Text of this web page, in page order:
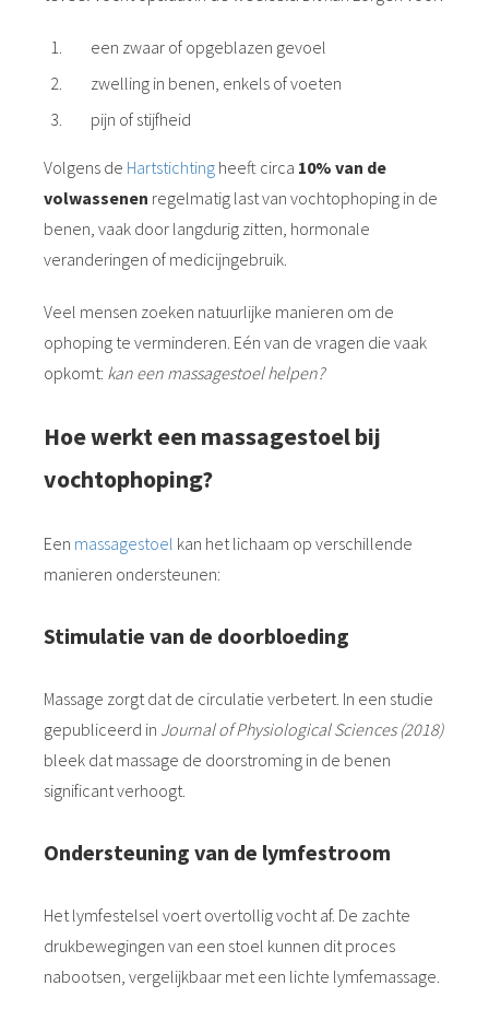
een zwaar of opgeblazen gevoel
zwelling in benen, enkels of voeten
pijn of stijfheid
Volgens de Hartstichting heeft circa 10% van de
volwassenen regelmatig last van vochtophoping in de
benen, vaak door langdurig zitten, hormonale
veranderingen of medicijngebruik.
Veel mensen zoeken natuurlijke manieren om de
ophoping te verminderen. Eén van de vragen die vaak
opkomt: kan een massagestoel helpen?
Hoe werkt een massagestoel bij
vochtophoping?
Een massagestoel kan het lichaam op verschillende
manieren ondersteunen:
Stimulatie van de doorbloeding
Massage zorgt dat de circulatie verbetert. In een studie
gepubliceerd in Journal of Physiological Sciences (2018)
bleek dat massage de doorstroming in de benen
significant verhoogt.
Ondersteuning van de lymfestroom
Het lymfestelsel voert overtollig vocht af. De zachte
drukbewegingen van een stoel kunnen dit proces
nabootsen, vergelijkbaar met een lichte lymfemassage.